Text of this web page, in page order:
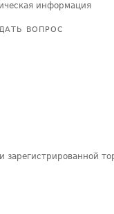
информация
ВОПРОС
зарегистрированной